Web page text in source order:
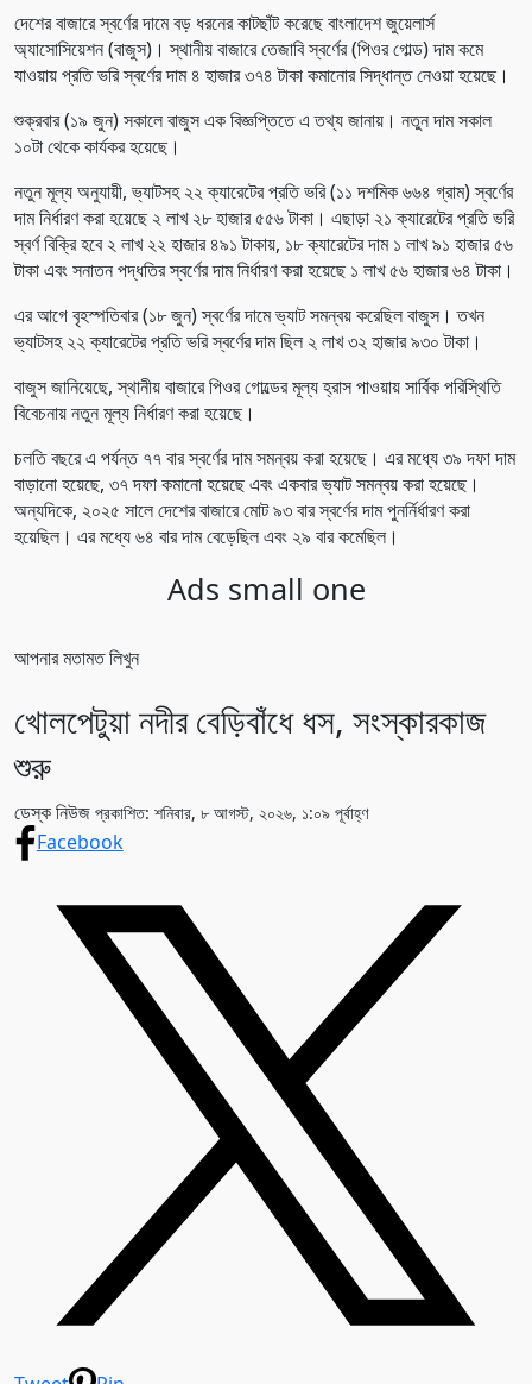
দেশের বাজারে স্বর্ণের দামে বড় ধরনের কাটছাঁট করেছে বাংলাদেশ জুয়েলার্স
অ্যাসোসিয়েশন (বাজুস)। স্থানীয় বাজারে তেজাবি স্বর্ণের (পিওর গোল্ড) দাম কমে
যাওয়ায় প্রতি ভরি স্বর্ণের দাম ৪ হাজার ৩৭৪ টাকা কমানোর সিদ্ধান্ত নেওয়া হয়েছে।
শুক্রবার (১৯ জুন) সকালে বাজুস এক বিজ্ঞপ্তিতে এ তথ্য জানায়। নতুন দাম সকাল
১০টা থেকে কার্যকর হয়েছে।
নতুন মূল্য অনুযায়ী, ভ্যাটসহ ২২ ক্যারেটের প্রতি ভরি (১১ দশমিক ৬৬৪ গ্রাম) স্বর্ণের
দাম নির্ধারণ করা হয়েছে ২ লাখ ২৮ হাজার ৫৫৬ টাকা। এছাড়া ২১ ক্যারেটের প্রতি ভরি
স্বর্ণ বিক্রি হবে ২ লাখ ২২ হাজার ৪৯১ টাকায়, ১৮ ক্যারেটের দাম ১ লাখ ৯১ হাজার ৫৬
টাকা এবং সনাতন পদ্ধতির স্বর্ণের দাম নির্ধারণ করা হয়েছে ১ লাখ ৫৬ হাজার ৬৪ টাকা।
এর আগে বৃহস্পতিবার (১৮ জুন) স্বর্ণের দামে ভ্যাট সমন্বয় করেছিল বাজুস। তখন
ভ্যাটসহ ২২ ক্যারেটের প্রতি ভরি স্বর্ণের দাম ছিল ২ লাখ ৩২ হাজার ৯৩০ টাকা।
বাজুস জানিয়েছে, স্থানীয় বাজারে পিওর গোল্ডের মূল্য হ্রাস পাওয়ায় সার্বিক পরিস্থিতি
বিবেচনায় নতুন মূল্য নির্ধারণ করা হয়েছে।
চলতি বছরে এ পর্যন্ত ৭৭ বার স্বর্ণের দাম সমন্বয় করা হয়েছে। এর মধ্যে ৩৯ দফা দাম
বাড়ানো হয়েছে, ৩৭ দফা কমানো হয়েছে এবং একবার ভ্যাট সমন্বয় করা হয়েছে।
অন্যদিকে, ২০২৫ সালে দেশের বাজারে মোট ৯৩ বার স্বর্ণের দাম পুনর্নির্ধারণ করা
হয়েছিল। এর মধ্যে ৬৪ বার দাম বেড়েছিল এবং ২৯ বার কমেছিল।
Ads small one
আপনার মতামত লিখুন
খোলপেটুয়া নদীর বেড়িবাঁধে ধস, সংস্কারকাজ
শুরু
ডেস্ক নিউজ প্রকাশিত: শনিবার, ৮ আগস্ট, ২০২৬, ১:০৯ পূর্বাহ্ণ
Facebook